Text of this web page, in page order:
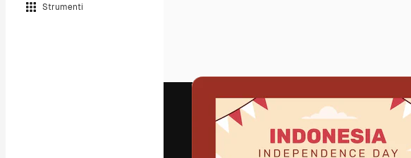
Strumenti
Video
Clip video
Motion graphic
Modelli di video